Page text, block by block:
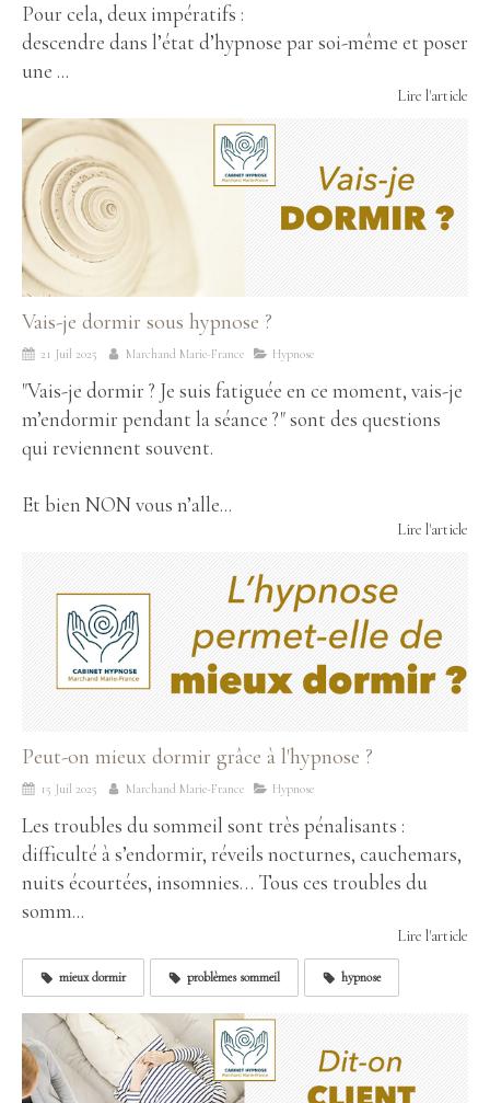
Pour cela, deux impératifs :
descendre dans l’état d’hypnose par soi-même et poser
une ...
Lire l'article
Vais-je dormir sous hypnose ?
21 Juil 2025 Marchand Marie-France Hypnose
"Vais-je dormir ? Je suis fatiguée en ce moment, vais-je
m’endormir pendant la séance ?" sont des questions
qui reviennent souvent.
Et bien NON vous n’alle...
Lire l'article
Peut-on mieux dormir grâce à l'hypnose ?
15 Juil 2025 Marchand Marie-France Hypnose
Les troubles du sommeil sont très pénalisants :
difficulté à s’endormir, réveils nocturnes, cauchemars,
nuits écourtées, insomnies… Tous ces troubles du
somm...
Lire l'article
mieux dormir problèmes sommeil hypnose